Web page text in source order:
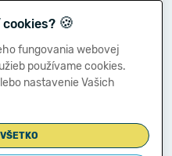
🍪
fungovania webovej
používame cookies.
nastavenie Vašich